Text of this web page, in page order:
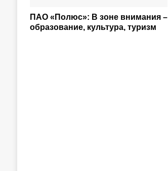
ПАО «Полюс»: В зоне внимания –
образование, культура, туризм